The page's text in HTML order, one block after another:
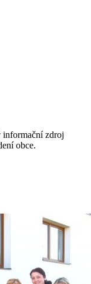
informační zdroj
obce.